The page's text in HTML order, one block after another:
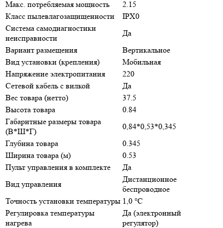
Макс. потребляемая мощность
2.15
Класс пылевлагозащищенности
IPX0
Система самодиагностики
неисправности
Да
Вариант размещения
Вертикальное
Вид установки (крепления)
Мобильная
Напряжение электропитания
220
Сетевой кабель с вилкой
Да
Вес товара (нетто)
37.5
Высота товара
0.84
Габаритные размеры товара
(В*Ш*Г)
0,84*0,53*0,345
Глубина товара
0.345
Ширина товара (м)
0.53
Пульт управления в комплекте
Да
Вид управления
Дистанционное
беспроводное
Точность установки температуры 1,0 °С
Регулировка температуры
нагрева
Да (электронный
регулятор)